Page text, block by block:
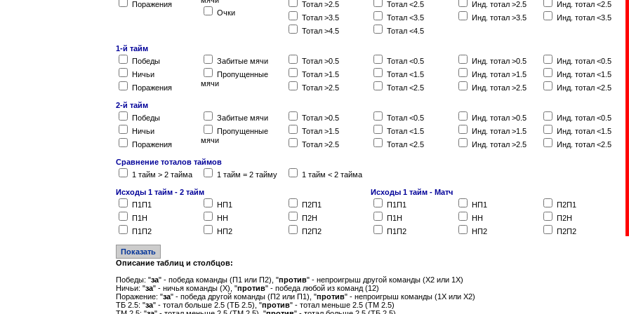
Поражения
Очки
Тотал >2.5
Тотал >3.5
Тотал >4.5
Тотал <2.5
Тотал <3.5
Тотал <4.5
Инд. тотал >2.5
Инд. тотал >3.5
Инд. тотал <2.5
Инд. тотал <3.5
1-й тайм
Победы
Ничьи
Поражения
Забитые мячи
Пропущенные
мячи
Тотал >0.5
Тотал >1.5
Тотал >2.5
Тотал <0.5
Тотал <1.5
Тотал <2.5
Инд. тотал >0.5
Инд. тотал >1.5
Инд. тотал >2.5
Инд. тотал <0.5
Инд. тотал <1.5
Инд. тотал <2.5
2-й тайм
Победы
Ничьи
Поражения
Забитые мячи
Пропущенные
мячи
Тотал >0.5
Тотал >1.5
Тотал >2.5
Тотал <0.5
Тотал <1.5
Тотал <2.5
Инд. тотал >0.5
Инд. тотал >1.5
Инд. тотал >2.5
Инд. тотал <0.5
Инд. тотал <1.5
Инд. тотал <2.5
Сравнение тоталов таймов
1 тайм > 2 тайма
1 тайм = 2 тайму 1 тайм < 2 тайма
Исходы 1 тайм - 2 тайм
Исходы 1 тайм - Матч
П1П1
П1Н
П1П2
НП1
НН
НП2
П2П1
П2Н
П2П2
П1П1
П1Н
П1П2
НП1
НН
НП2
П2П1
П2Н
П2П2
Описание таблиц и столбцов:
Победы: "за" - победа команды (П1 или П2), "против" - непроигрыш другой команды (Х2 или 1Х)
Ничьи: "за" - ничья команды (Х), "против" - победа любой из команд (12)
Поражение: "за" - победа другой команды (П2 или П1), "против" - непроигрыш команды (1Х или Х2)
ТБ 2.5: "за" - тотал больше 2.5 (ТБ 2.5), "против" - тотал меньше 2.5 (ТМ 2.5)